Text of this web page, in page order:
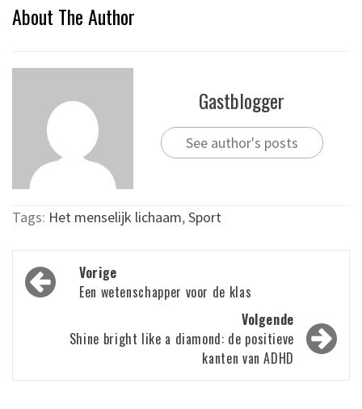
About The Author
Gastblogger
See author's posts
Tags: Het menselijk lichaam,Sport
Bericht
navigatie
Vorige
Een wetenschapper voor de klas
Volgende
Shine bright like a diamond: de positieve
kanten van ADHD